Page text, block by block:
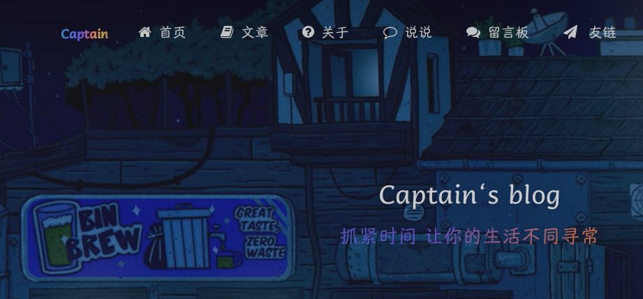
Captain 首页 文章 关于 说说 留言板 友链
Captain‘s blog
抓紧时间 让你的生活不同寻常